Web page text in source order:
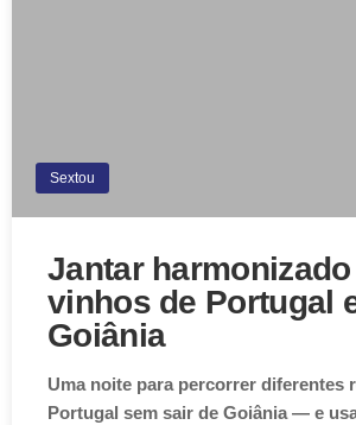
Sextou
Jantar
vinhos de Portugal
Goiânia
Uma noite para percorrer diferentes
Portugal sem sair de Goiânia — e